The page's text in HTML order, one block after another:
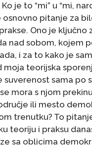
je to “mi” u “mi,
osnovno pitanje za
Ono je ključno
nad sobom, kojem
i za to kako je
moja teorijska
suverenost sama po
mora s njom
ili mesto
trenutku? To
teoriju i praksu
sa oblicima